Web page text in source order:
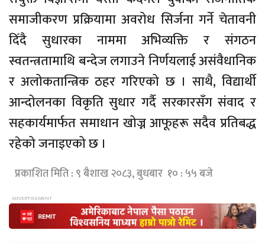
समाजीकरण प्रक्रियामा अवरोध सिर्जना गर्ने चेतावनी
दिँदै सुधारका नाममा अभिव्यक्ति र संगठन
स्वतन्त्रतामाथि बन्देज लगाउने निर्णयलाई असंवैधानिक
र अलोकतान्त्रिक ठहर गरिएको छ । साथै, विद्यार्थी
आन्दोलनका विकृति सुधार गर्दै सरकारसँग संवाद र
सहकार्यमार्फत समाधान खोज्न आफूहरू सदैव प्रतिबद्ध
रहेको जनाइएको छ ।
प्रकाशित मिति : ९ बैशाख २०८३, बुधबार १० : ५५ बजे